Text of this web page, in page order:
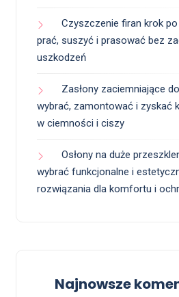
Czyszczenie firan krok
prać, suszyć i prasować bez
uszkodzeń
Zasłony zaciemniające
wybrać, zamontować i zyskać
w ciemności i ciszy
Osłony na duże
wybrać funkcjonalne i
rozwiązania dla komfortu i
Najnowsze